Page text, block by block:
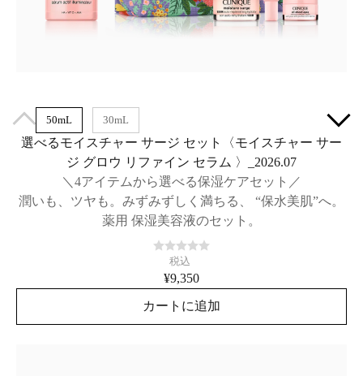
50mL 30mL
選べるモイスチャー サージ セット〈モイスチャー サー
ジ グロウ リファイン セラム 〉_2026.07
＼4アイテムから選べる保湿ケアセット／
潤いも、ツヤも。みずみずしく満ちる、 “保水美肌”へ。
薬用 保湿美容液のセット。
税込
¥9,350
カートに追加